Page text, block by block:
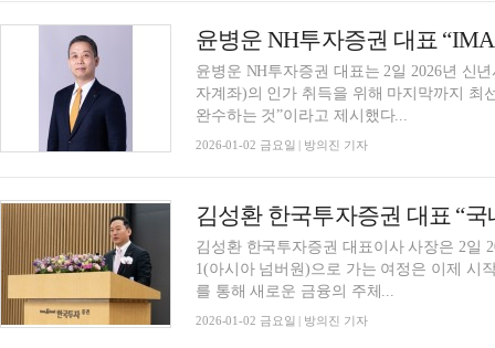
윤병운 NH투자증권 대표는 2일 2026년 신
자계좌)의 인가 취득을 위해 마지막까지 최
완수하는 것”이라고 제시했다...
2026-01-02 금요일 | 방의진 기자
김성환 한국투자증권 대표이사 사장은 2일
1(아시아 넘버원)으로 가는 여정은 이제 시
를 통해 새로운 금융의 주체...
2026-01-02 금요일 | 방의진 기자